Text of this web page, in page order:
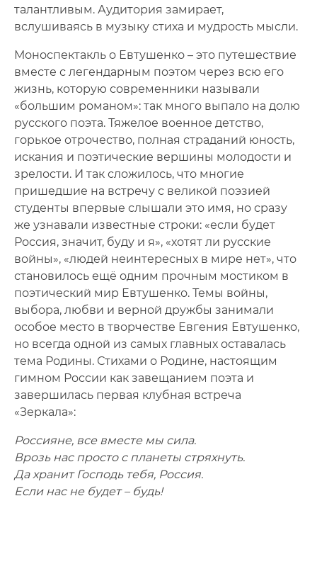
талантливым. Аудитория замирает,
вслушиваясь в музыку стиха и мудрость мысли.
Моноспектакль о Евтушенко – это путешествие
вместе с легендарным поэтом через всю его
жизнь, которую современники называли
«большим романом»: так много выпало на долю
русского поэта. Тяжелое военное детство,
горькое отрочество, полная страданий юность,
искания и поэтические вершины молодости и
зрелости. И так сложилось, что многие
пришедшие на встречу с великой поэзией
студенты впервые слышали это имя, но сразу
же узнавали известные строки: «если будет
Россия, значит, буду и я», «хотят ли русские
войны», «людей неинтересных в мире нет», что
становилось ещё одним прочным мостиком в
поэтический мир Евтушенко. Темы войны,
выбора, любви и верной дружбы занимали
особое место в творчестве Евгения Евтушенко,
но всегда одной из самых главных оставалась
тема Родины. Стихами о Родине, настоящим
гимном России как завещанием поэта и
завершилась первая клубная встреча
«Зеркала»:
Россияне, все вместе мы сила.
Врозь нас просто с планеты стряхнуть.
Да хранит Господь тебя, Россия.
Если нас не будет – будь!